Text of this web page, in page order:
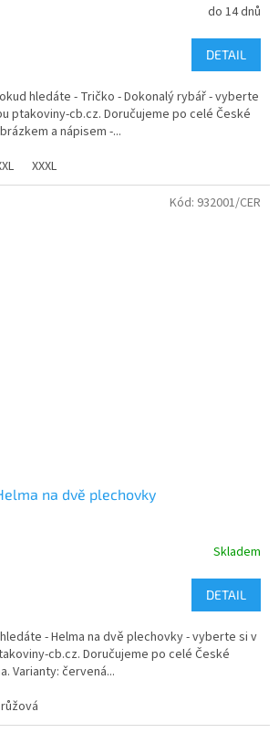
do 14 dnů
DETAIL
hledáte - Tričko - Dokonalý rybář - vyberte
ptakoviny-cb.cz. Doručujeme po celé České
a nápisem -...
XXXL
na dvě plechovky
Skladem
DETAIL
- Helma na dvě plechovky - vyberte si v
cb.cz. Doručujeme po celé České
Varianty: červená...
růžová
Kód: 932001/CER